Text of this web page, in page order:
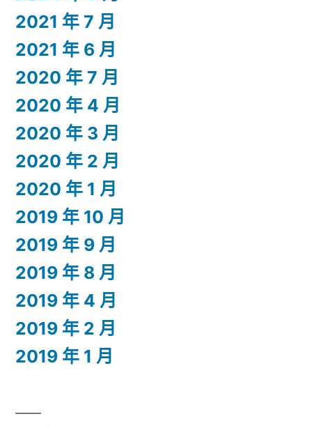
2021 年 7 月
2021 年 6 月
2020 年 7 月
2020 年 4 月
2020 年 3 月
2020 年 2 月
2020 年 1 月
2019 年 10 月
2019 年 9 月
2019 年 8 月
2019 年 4 月
2019 年 2 月
2019 年 1 月